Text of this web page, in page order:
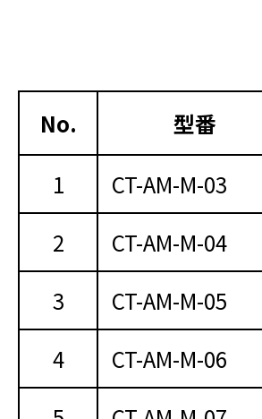
No. 型番
1
CT-AM-M-03
2
CT-AM-M-04
3
CT-AM-M-05
4
CT-AM-M-06